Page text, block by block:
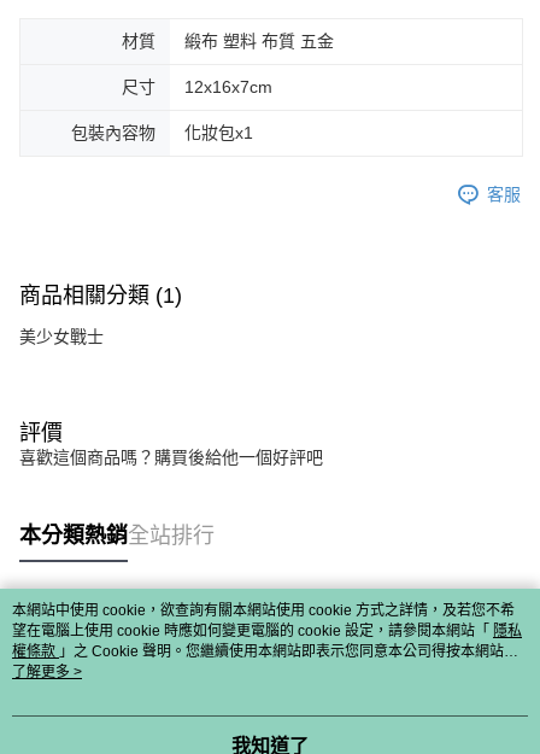
材質 緞布 塑料 布質 五金
尺寸 12x16x7cm
包裝內容物 化妝包x1
客服
商品相關分類 (1)
美少女戰士
評價
喜歡這個商品嗎？購買後給他一個好評吧
本分類熱銷全站排行
熱門標籤
本網站中使用 cookie，欲查詢有關本網站使用 cookie 方式之詳情，及若您不希
望在電腦上使用 cookie 時應如何變更電腦的 cookie 設定，請參閱本網站「 隱私
權條款 」之 Cookie 聲明。您繼續使用本網站即表示您同意本公司得按本網站使
用條款之 Cookie 聲明使用 cookie。
了解更多 >
我知道了